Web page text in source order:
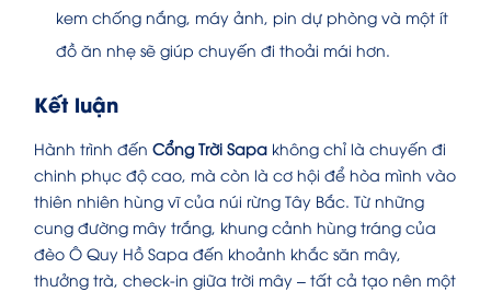
kem chống nắng, máy ảnh, pin dự phòng và một ít
đồ ăn nhẹ sẽ giúp chuyến đi thoải mái hơn.
Kết luận
Hành trình đến Cổng Trời Sapa không chỉ là chuyến đi
chinh phục độ cao, mà còn là cơ hội để hòa mình vào
thiên nhiên hùng vĩ của núi rừng Tây Bắc. Từ những
cung đường mây trắng, khung cảnh hùng tráng của
đèo Ô Quy Hồ Sapa đến khoảnh khắc săn mây,
thưởng trà, check-in giữa trời mây – tất cả tạo nên một